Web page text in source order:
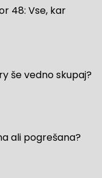
48: Vse, kar
še vedno skupaj?
ali pogrešana?